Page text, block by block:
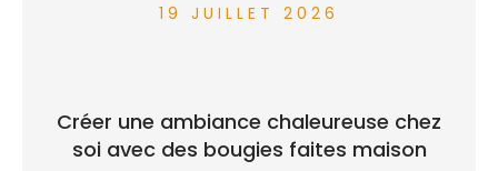
19 JUILLET 2026
Créer une ambiance chaleureuse chez
soi avec des bougies faites maison